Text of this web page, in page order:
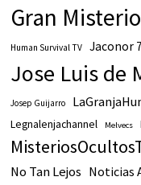
Gran Misterio
Human Survival TV Jaconor
Jose Luis de
Josep Guijarro
Legnalenjachannel Melvecs
No Tan Lejos Noticias